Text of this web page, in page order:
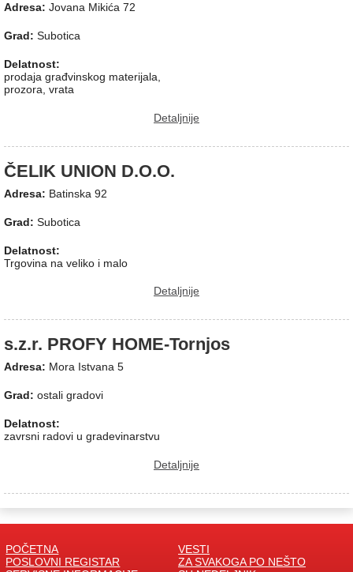
Adresa: Jovana Mikića 72
Grad: Subotica
Delatnost:
prodaja građvinskog materijala,
prozora, vrata
Detaljnije
ČELIK UNION D.O.O.
Adresa: Batinska 92
Grad: Subotica
Delatnost:
Trgovina na veliko i malo
Detaljnije
s.z.r. PROFY HOME-Tornjos
Adresa: Mora Istvana 5
Grad: ostali gradovi
Delatnost:
zavrsni radovi u gradevinarstvu
Detaljnije
POČETNA
VESTI
POSLOVNI REGISTAR
ZA SVAKOGA PO NEŠTO